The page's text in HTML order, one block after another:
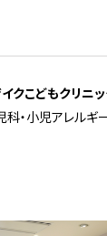
クこどもクリニ
科・小児アレルギ